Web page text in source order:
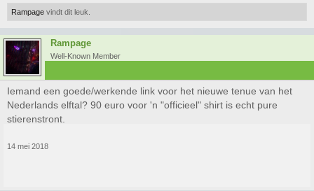
Rampage vindt dit leuk.
Rampage
Well-Known Member
Iemand een goede/werkende link voor het nieuwe tenue van het
Nederlands elftal? 90 euro voor 'n "officieel" shirt is echt pure
stierenstront.
14 mei 2018